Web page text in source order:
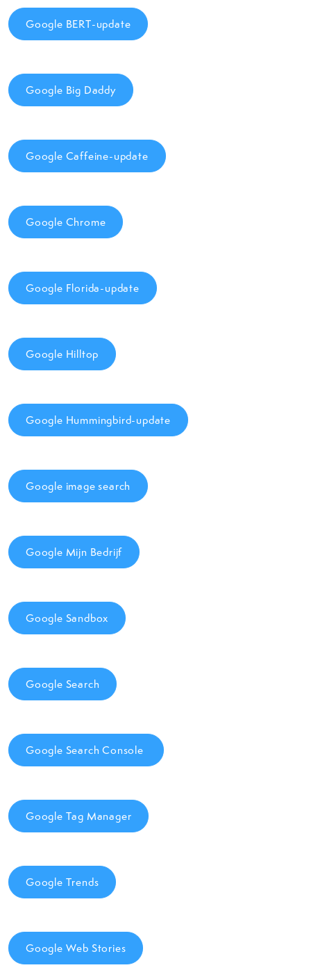
Google BERT-update
Google Big Daddy
Google Caffeine-update
Google Chrome
Google Florida-update
Google Hilltop
Google Hummingbird-update
Google image search
Google Mijn Bedrijf
Google Sandbox
Google Search
Google Search Console
Google Tag Manager
Google Trends
Google Web Stories